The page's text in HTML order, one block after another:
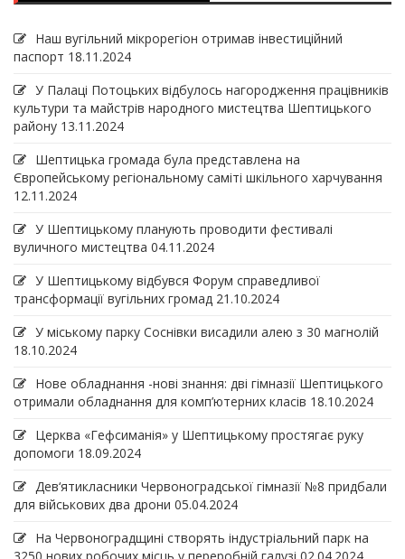
Наш вугільний мікрорегіон отримав інвеcтиційний
паспорт 18.11.2024
У Палаці Потоцьких відбулось нагородження працівників
культури та майстрів народного мистецтва Шептицького
району 13.11.2024
Шептицька громада була представлена на
Європейському регіональному саміті шкільного харчування
12.11.2024
У Шептицькому планують проводити фестивалі
вуличного мистецтва 04.11.2024
У Шептицькому відбувся Форум справедливої
трансформації вугільних громад 21.10.2024
У міському парку Соснівки висадили алею з 30 магнолій
18.10.2024
Нове обладнання -нові знання: дві гімназії Шептицького
отримали обладнання для комп’ютерних класів 18.10.2024
Церква «Гефсиманія» у Шептицькому простягає руку
допомоги 18.09.2024
Дев‘ятикласники Червоноградської гімназії №8 придбали
для військових два дрони 05.04.2024
На Червоноградщині створять індустріальний парк на